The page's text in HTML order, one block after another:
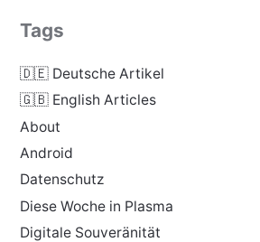
Tags
🇩🇪 Deutsche Artikel
🇬🇧 English Articles
About
Android
Datenschutz
Diese Woche in Plasma
Digitale Souveränität